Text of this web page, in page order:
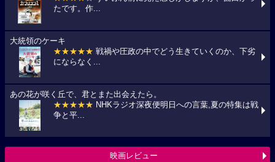
たです。作...
大統領のケーキ
★★★★★ 戦禍や圧政の中でどう生きていくのか、下劣
にならなく...
あの花が咲く丘で、君とまた出会えたら。
★★★★★ NHKラジオ深夜便明日への言葉,夏の特集は戦
争と平...
映画レビュー